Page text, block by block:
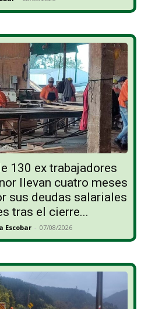
130 ex trabajadores
llevan cuatro meses
sus deudas salariales
tras el cierre...
Escobar - 07/08/2026